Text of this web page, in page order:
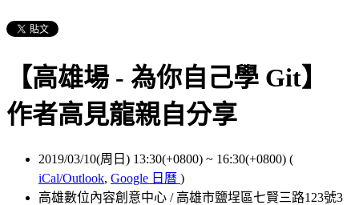
【高雄場 - 為你自己學 Git】
作者高見龍親自分享
2019/03/10(周日) 13:30(+0800) ~ 16:30(+0800) (
iCal/Outlook, Google 日曆 )
高雄數位內容創意中心 / 高雄市鹽埕區七賢三路123號3